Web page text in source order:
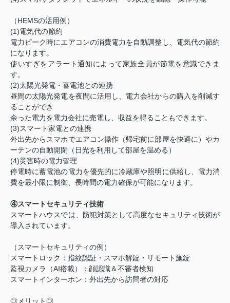
（HEMSの活用例）
(1)電気代の節約
電力ピーク時にエアコンの消費電力を自動調整し、電気代の節約
になります。
使いすぎをアラート通知によって家族全員が節電を意識できま
す。
(2)太陽光発電・蓄電池との連携
昼間の太陽光発電を夜間に活用し、電力会社からの購入を削減す
ることができ
余った電力を電力会社に売電し、収益を得ることもできます。
(3)スマート家電との連携
外出先からスマホでエアコン操作（帰宅前に部屋を快適に）やカ
ーテンの自動開閉（日光を利用して部屋を温める）
(4)災害時の電力管理
停電時に蓄電池の電力を優先的に冷蔵庫や照明に供給し、電力消
費を最小限に制御、長時間の電力確保が可能になります。
④スマートセキュリティ技術
スマートハウスでは、防犯対策として高度なセキュリティ技術が
導入されています。
（スマートセキュリティの例）
スマートロック：指紋認証・スマホ解錠・リモート施錠
監視カメラ（AI搭載）：顔認識＆不審者検知
スマートインターホン：外出先から訪問者の対応
◎メリット◎